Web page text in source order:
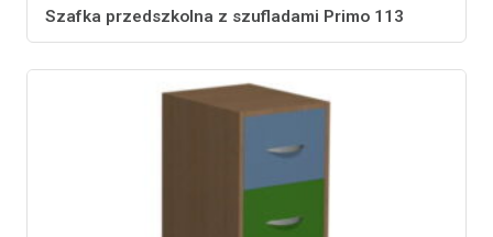
Szafka przedszkolna z szufladami Primo 113